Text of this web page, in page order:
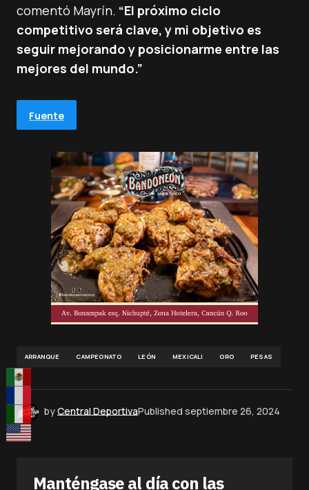
comentó Mayrín. “El próximo ciclo
competitivo será clave, y mi objetivo es
seguir mejorando y posicionarme entre las
mejores del mundo.”
Fuente
ARRANQUE CAMPEONATO LEÓN MEXICALI ORO PESAS
byCentral DeportivaPublished septiembre 26, 2024
Manténgase al día con las